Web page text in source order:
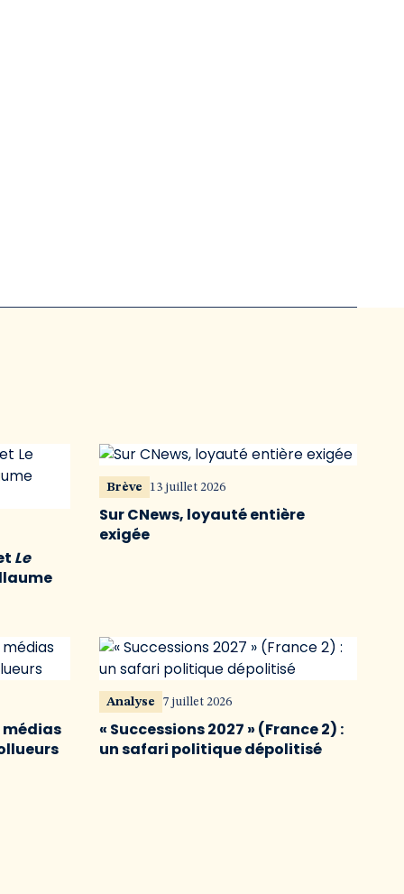
Le
Brève 13 juillet 2026
Sur CNews, loyauté entière
exigée
médias
Analyse 7 juillet 2026
« Successions 2027 » (France 2) :
un safari politique dépolitisé